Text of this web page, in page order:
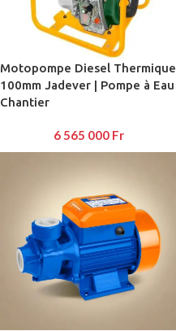
Motopompe Diesel Thermique
100mm Jadever | Pompe à Eau
Chantier
6 565 000 Fr